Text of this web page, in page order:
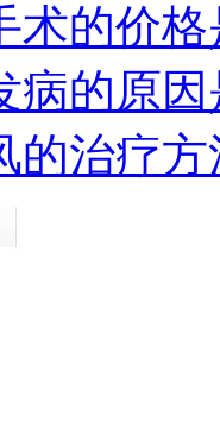
术的价
病的原
的治疗